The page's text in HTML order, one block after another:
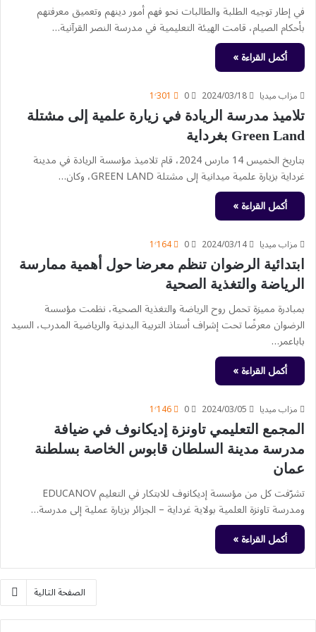
في إطار توجيه الطلبة والطالبات نحو فهم أمور دينهم وتعميق معرفتهم
بأحكام الصيام، قامت الهيئة التعليمية في مدرسة النصر القرآنية…
أكمل القراءة »
مزاب ميديا 2024/03/18
0 1٬301
تلاميذ مدرسة الريادة في زيارة علمية إلى مشتلة
Green Land بغرداية
بتاريخ الخميس 14 مارس 2024، قام تلاميذ مؤسسة الريادة في مدينة
غرداية بزيارة علمية ميدانية إلى مشتلة GREEN LAND، وكان…
أكمل القراءة »
مزاب ميديا 2024/03/14
0 1٬164
ابتدائية الرضوان تنظم معرضا حول أهمية ممارسة
الرياضة والتغذية الصحية
بمبادرة مميزة تحمل روح الرياضة والتغذية الصحية، نظمت مؤسسة
الرضوان معرضًا تحت إشراف أستاذ التربية البدنية والرياضية المدرب، السيد
باباعمر…
أكمل القراءة »
مزاب ميديا 2024/03/05
0 1٬146
المجمع التعليمي تاونزة إديكانوف في ضيافة
مدرسة مدينة السلطان قابوس الخاصة بسلطنة
عمان
تشرّفت كل من مؤسسة إديكانوف للابتكار في التعليم EDUCANOV
ومدرسة تاونزة العلمية بولاية غرداية – الجزائر بزيارة عملية إلى مدرسة…
أكمل القراءة »
الصفحة التالية